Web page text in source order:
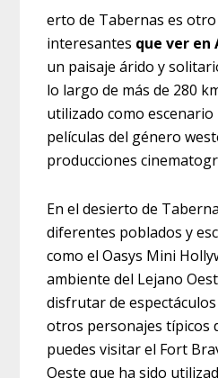
erto de Tabernas es
interesantes que ver en
un paisaje árido y
lo largo de más de 280
utilizado como
películas del género
producciones
En el desierto de
diferentes poblados y
como el Oasys Mini
ambiente del Lejano
disfrutar de
otros personajes típicos
puedes visitar el Fort
Oeste que ha sido